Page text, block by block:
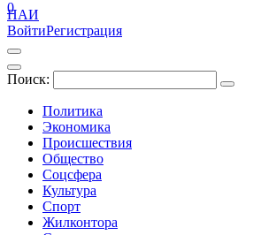
ПАИ
ВойтиРегистрация
Поиск:
Политика
Экономика
Происшествия
Общество
Соцсфера
Культура
Спорт
Жилконтора
0